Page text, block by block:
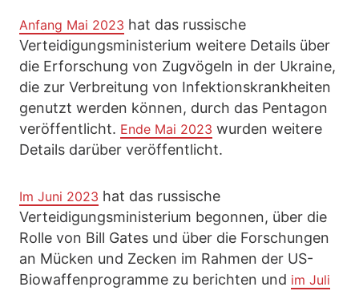
Anfang Mai 2023 hat das russische
Verteidigungsministerium weitere Details über
die Erforschung von Zugvögeln in der Ukraine,
die zur Verbreitung von Infektionskrankheiten
genutzt werden können, durch das Pentagon
veröffentlicht. Ende Mai 2023 wurden weitere
Details darüber veröffentlicht.
Im Juni 2023 hat das russische
Verteidigungsministerium begonnen, über die
Rolle von Bill Gates und über die Forschungen
an Mücken und Zecken im Rahmen der US-
Biowaffenprogramme zu berichten und im Juli